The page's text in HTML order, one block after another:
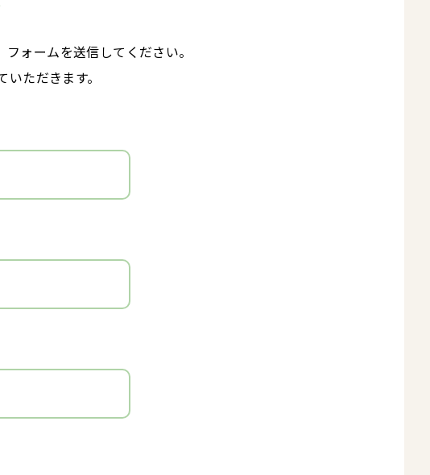
ォームを送信してください。
いただきます。